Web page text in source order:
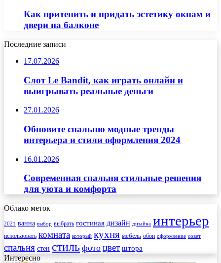
Как притенить и придать эстетику окнам и
двери на балконе
Последние записи
17.07.2026
Слот Le Bandit, как играть онлайн и
выигрывать реальные деньги
27.01.2026
Обновите спальню модные тренды
интерьера и стили оформления 2024
16.01.2026
Современная спальня стильные решения
для уюта и комфорта
Облако меток
2021 ванна выбор выбрать гостиная дизайн дизайна интерьер
использовать комната который кухня мебель обои оформление совет
спальня стен стиль фото цвет штора
Интересно